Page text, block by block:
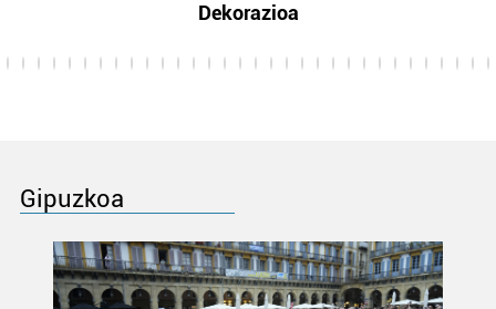
Dekorazioa
Gipuzkoa